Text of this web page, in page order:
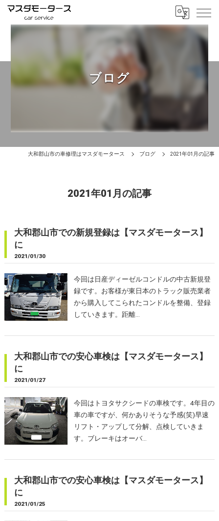
ブログ
大和郡山市の車修理はマスダモータース ブログ 2021年01月の記事
2021年01月の記事
大和郡山市での新規登録は【マスダモータース】
に
2021/01/30
今回は日産ディーゼルコンドルの中古新規登
録です。お客様が東日本のトラック販売業者
から購入してこられたコンドルを整備、登録
していきます。距離…
大和郡山市での安心車検は【マスダモータース】
に
2021/01/27
今回はトヨタサクシードの車検です。4年目の
車の車ですが、何かありそうな予感(笑)早速
リフト・アップして分解、点検していきま
す。ブレーキはオーバ…
大和郡山市での安心車検は【マスダモータース】
に
2021/01/25